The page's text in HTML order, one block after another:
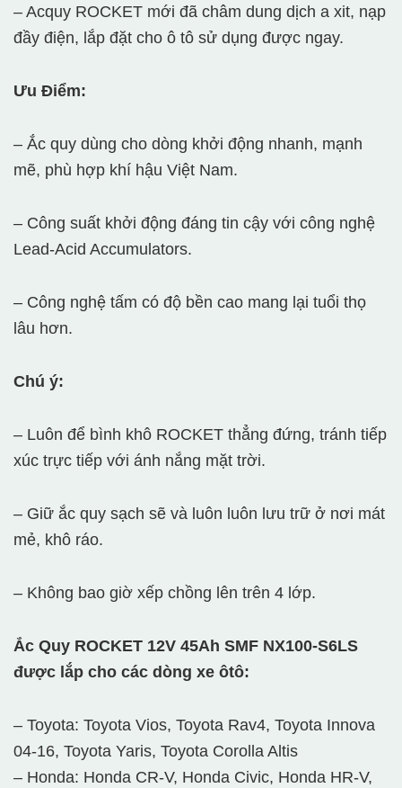
– Acquy ROCKET mới đã châm dung dịch a xit, nạp
đầy điện, lắp đặt cho ô tô sử dụng được ngay.
Ưu Điểm:
– Ắc quy dùng cho dòng khởi động nhanh, mạnh
mẽ, phù hợp khí hậu Việt Nam.
– Công suất khởi động đáng tin cậy với công nghệ
Lead-Acid Accumulators.
– Công nghệ tấm có độ bền cao mang lại tuổi thọ
lâu hơn.
Chú ý:
– Luôn để bình khô ROCKET thẳng đứng, tránh tiếp
xúc trực tiếp với ánh nắng mặt trời.
– Giữ ắc quy sạch sẽ và luôn luôn lưu trữ ở nơi mát
mẻ, khô ráo.
– Không bao giờ xếp chồng lên trên 4 lớp.
Ắc Quy ROCKET 12V 45Ah SMF NX100-S6LS
được lắp cho các dòng xe ôtô:
– Toyota: Toyota Vios, Toyota Rav4, Toyota Innova
04-16, Toyota Yaris, Toyota Corolla Altis
– Honda: Honda CR-V, Honda Civic, Honda HR-V,